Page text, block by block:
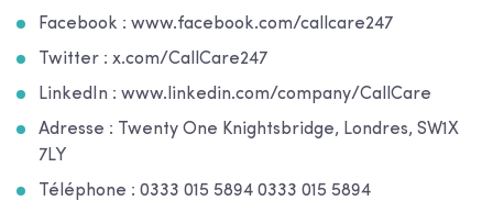
Facebook : www.facebook.com/callcare247
Twitter : x.com/CallCare247
LinkedIn : www.linkedin.com/company/CallCare
Adresse : Twenty One Knightsbridge, Londres, SW1X
7LY
Téléphone : 0333 015 5894 0333 015 5894